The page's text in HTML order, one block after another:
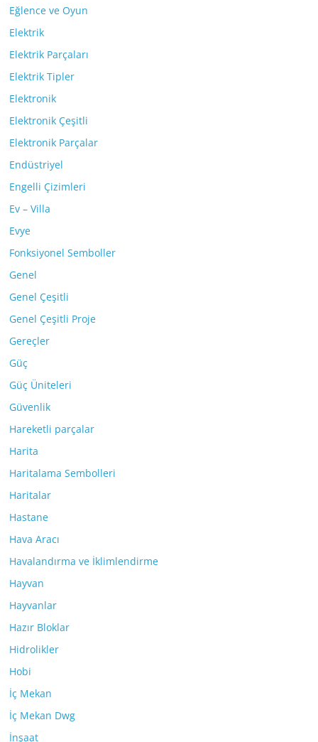
Eğlence ve Oyun
Elektrik
Elektrik Parçaları
Elektrik Tipler
Elektronik
Elektronik Çeşitli
Elektronik Parçalar
Endüstriyel
Engelli Çizimleri
Ev – Villa
Evye
Fonksiyonel Semboller
Genel
Genel Çeşitli
Genel Çeşitli Proje
Gereçler
Güç
Güç Üniteleri
Güvenlik
Hareketli parçalar
Harita
Haritalama Sembolleri
Haritalar
Hastane
Hava Aracı
Havalandırma ve İklimlendirme
Hayvan
Hayvanlar
Hazır Bloklar
Hidrolikler
Hobi
İç Mekan
İç Mekan Dwg
İnşaat